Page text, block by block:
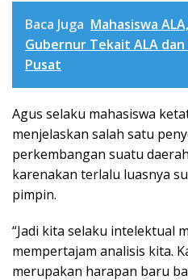
Baca Juga Mahasiswa
Gubernur Tekait ALA dan
Pusat
Agus selaku mahasiswa
menjelaskan salah satu
perkembangan suatu
karenakan terlalu luasnya
pimpin.
“Jadi kita selaku intelektual
mempertajam analisis kita.
merupakan harapan baru